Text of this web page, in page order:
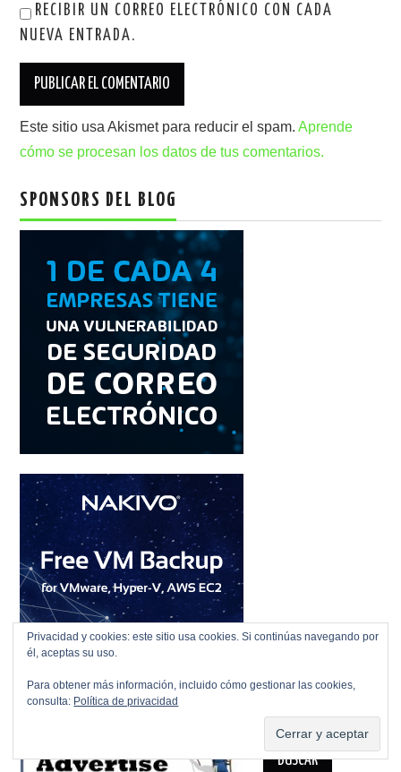
RECIBIR UN CORREO ELECTRÓNICO CON CADA
NUEVA ENTRADA.
Este sitio usa Akismet para reducir el spam.Aprende
cómo se procesan los datos de tus comentarios.
SPONSORS DEL BLOG
Buscar:
Privacidad y cookies: este sitio usa cookies. Si continúas navegando por
él, aceptas su uso.
Para obtener más información, incluido cómo gestionar las cookies,
consulta: Política de privacidad